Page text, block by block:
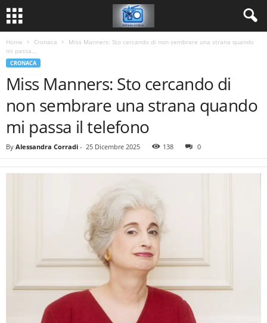
Home Cronaca
Miss Manners: Sto cercando di non sembrare una strana quando
mi passa...
CRONACA
Miss Manners: Sto cercando di
non sembrare una strana quando
mi passa il telefono
By Alessandra Corradi - 25 Dicembre 2025 138 0